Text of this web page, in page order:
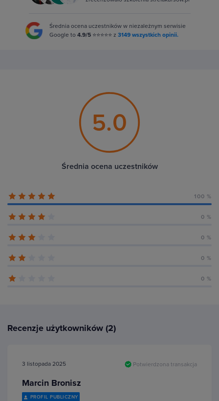
Średnia ocena uczestników w niezależnym serwisie
Google to 4.9/5 ⭐⭐⭐⭐⭐ z 3149 wszystkich opinii.
5.0
Średnia ocena uczestników
100 %
0 %
0 %
0 %
0 %
Recenzje użytkowników (2)
3 listopada 2025 Potwierdzona transakcja
Marcin Bronisz
PROFIL PUBLICZNY